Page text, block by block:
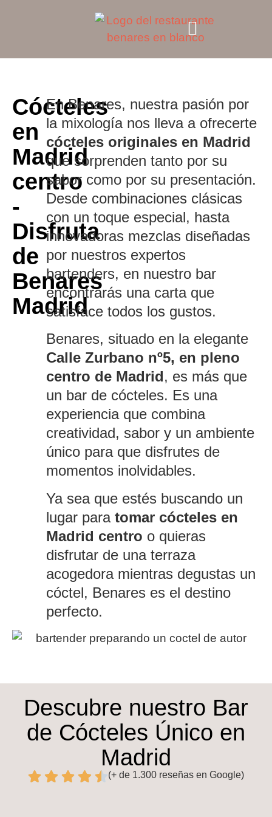
Cócteles
en
Madrid
centro
-
Disfruta
de
Benares
Madrid
En Benares, nuestra pasión por
la mixología nos lleva a ofrecerte
cócteles originales en Madrid
que sorprenden tanto por su
sabor como por su presentación.
Desde combinaciones clásicas
con un toque especial, hasta
innovadoras mezclas diseñadas
por nuestros expertos
bartenders, en nuestro bar
encontrarás una carta que
satisface todos los gustos.
Benares, situado en la elegante
Calle Zurbano nº5, en pleno
centro de Madrid, es más que
un bar de cócteles. Es una
experiencia que combina
creatividad, sabor y un ambiente
único para que disfrutes de
momentos inolvidables.
Ya sea que estés buscando un
lugar paratomar cócteles en
Madrid centro o quieras
disfrutar de una terraza
acogedora mientras degustas un
cóctel, Benares es el destino
perfecto.
Descubre nuestro Bar
de Cócteles Único en
Madrid
(+ de 1.300 reseñas en Google)